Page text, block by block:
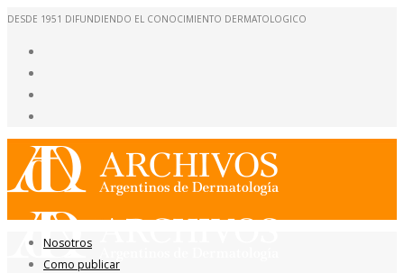
DESDE 1951 DIFUNDIENDO EL CONOCIMIENTO DERMATOLOGICO
Nosotros
Como publicar